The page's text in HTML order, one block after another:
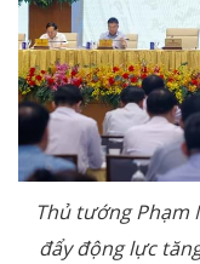
Thủ tướng Phạm
đẩy động lực